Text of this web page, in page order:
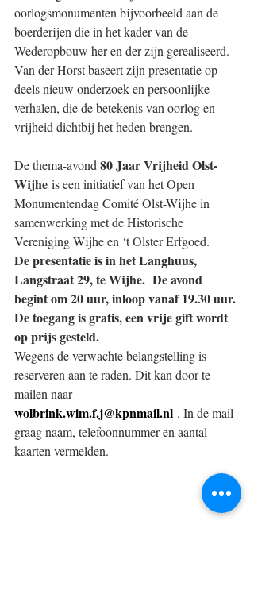
oorlogsmonumenten bijvoorbeeld aan de
boerderijen die in het kader van de
Wederopbouw her en der zijn gerealiseerd.
Van der Horst baseert zijn presentatie op
deels nieuw onderzoek en persoonlijke
verhalen, die de betekenis van oorlog en
vrijheid dichtbij het heden brengen.
De thema-avond 80 Jaar Vrijheid Olst-
Wijhe is een initiatief van het Open
Monumentendag Comité Olst-Wijhe in
samenwerking met de Historische
Vereniging Wijhe en ‘t Olster Erfgoed.
De presentatie is in het Langhuus,
Langstraat 29, te Wijhe.  De avond
begint om 20 uur, inloop vanaf 19.30 uur.
De toegang is gratis, een vrije gift wordt
op prijs gesteld.
Wegens de verwachte belangstelling is
reserveren aan te raden. Dit kan door te
mailen naar
wolbrink.wim.f.j@kpnmail.nl . In de mail
graag naam, telefoonnummer en aantal
kaarten vermelden.